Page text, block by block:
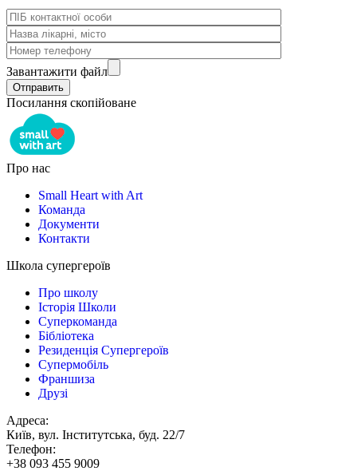
Завантажити файл
Посилання скопійоване
Про нас
Small Heart with Art
Команда
Документи
Контакти
Школа супергероїв
Про школу
Історія Школи
Суперкоманда
Бібліотека
Резиденція Супергероїв
Супермобіль
Франшиза
Друзі
Адреса:
Київ, вул. Інститутська, буд. 22/7
Телефон:
+38 093 455 9009